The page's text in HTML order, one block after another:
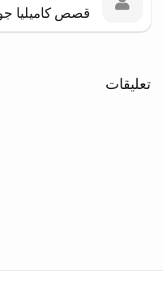
قصص كاميليا
تعليقات